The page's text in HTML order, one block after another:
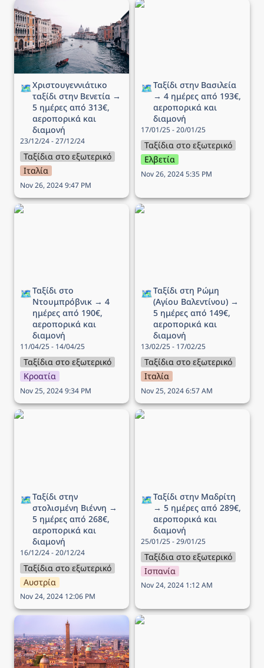
Χριστουγεννιάτικο ταξίδι
στην Βενετία → 5 ημέρες
από 313€, αεροπορικά
και διαμονή
🗺️Χριστουγεννιάτικο
ταξίδι στην Βενετία →
5 ημέρες από 313€,
αεροπορικά και
διαμονή
23/12/24 - 27/12/24
Ταξίδια στο εξωτερικό
Ιταλία
Nov 26, 2024 9:47 PM
Ταξίδι στην Βασιλεία → 4
🗺️Ταξίδι στην Βασιλεία
→ 4 ημέρες από 193€,
αεροπορικά και
διαμονή
17/01/25 - 20/01/25
Ταξίδια στο εξωτερικό
Ελβετία
Nov 26, 2024 5:35 PM
Ταξίδι στο Ντουμπρόβνικ
🗺️Ταξίδι στο
Ντουμπρόβνικ → 4
ημέρες από 190€,
αεροπορικά και
διαμονή
11/04/25 - 14/04/25
Ταξίδια στο εξωτερικό
Κροατία
Nov 25, 2024 9:34 PM
Ταξίδι στη Ρώμη (Αγίου
🗺️Ταξίδι στη Ρώμη
(Αγίου Βαλεντίνου) →
5 ημέρες από 149€,
αεροπορικά και
διαμονή
13/02/25 - 17/02/25
Ταξίδια στο εξωτερικό
Ιταλία
Nov 25, 2024 6:57 AM
Ταξίδι στην στολισμένη
🗺️Ταξίδι στην
στολισμένη Βιέννη →
5 ημέρες από 268€,
αεροπορικά και
διαμονή
16/12/24 - 20/12/24
Ταξίδια στο εξωτερικό
Αυστρία
Nov 24, 2024 12:06 PM
Ταξίδι στην Μαδρίτη → 5
🗺️Ταξίδι στην Μαδρίτη
→ 5 ημέρες από 289€,
αεροπορικά και
διαμονή
25/01/25 - 29/01/25
Ταξίδια στο εξωτερικό
Ισπανία
Nov 24, 2024 1:12 AM
Ταξίδι στην Μπολόνια
(Αγίου Βαλεντίνου) → 4
ημέρες από 169€,
αεροπορικά και διαμονή
Ταξίδι στο Άμστερνταμ →